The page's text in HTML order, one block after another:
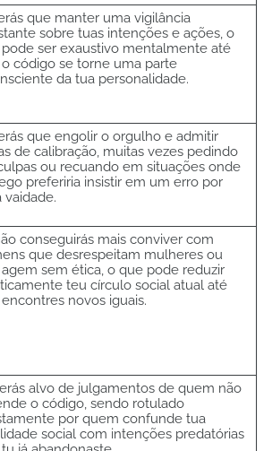
que manter uma vigilância
sobre tuas intenções e ações, o
ser exaustivo mentalmente até
código se torne uma parte
da tua personalidade.
que engolir o orgulho e admitir
de calibração, muitas vezes pedindo
ou recuando em situações onde
preferiria insistir em um erro por
vaidade.
conseguirás mais conviver com
que desrespeitam mulheres ou
sem ética, o que pode reduzir
teu círculo social atual até
novos iguais.
alvo de julgamentos de quem não
o código, sendo rotulado
por quem confunde tua
social com intenções predatórias